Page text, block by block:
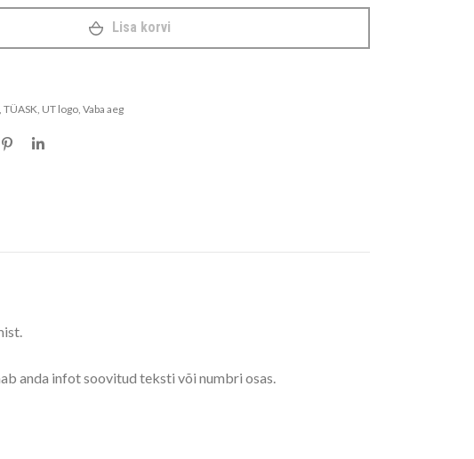
Lisa korvi
TÜASK UT logo Vaba aeg
anda infot soovitud teksti või numbri osas.